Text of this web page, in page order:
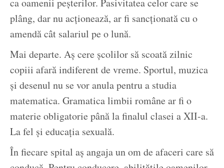
ca oamenii peșterilor. Pasivitatea celor care se
plâng, dar nu acționează, ar fi sancționată cu o
amendă cât salariul pe o lună.
Mai departe. Aș cere școlilor să scoată zilnic
copiii afară indiferent de vreme. Sportul, muzica
și desenul nu se vor anula pentru a studia
matematica. Gramatica limbii române ar fi o
materie obligatorie până la finalul clasei a XII-a.
La fel și educația sexuală.
În fiecare spital aș angaja un om de afaceri care să